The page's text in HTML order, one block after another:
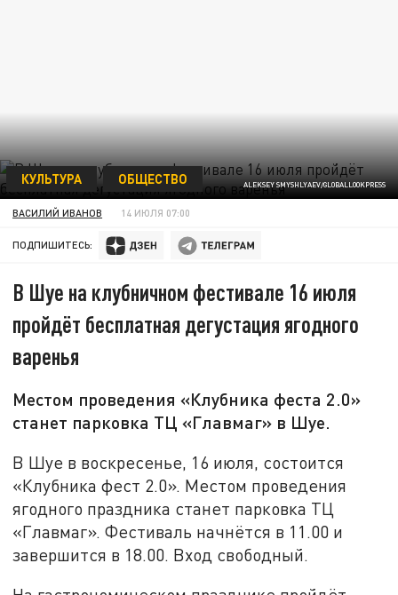
ALEKSEY SMYSHLYAEV/GLOBALLOOKPRESS
КУЛЬТУРА ОБЩЕСТВО
ВАСИЛИЙ ИВАНОВ 14 ИЮЛЯ 07:00
ПОДПИШИТЕСЬ:
В Шуе на клубничном фестивале 16 июля
пройдёт бесплатная дегустация ягодного
варенья
Местом проведения «Клубника феста 2.0»
станет парковка ТЦ «Главмаг» в Шуе.
В Шуе в воскресенье, 16 июля, состоится
«Клубника фест 2.0». Местом проведения
ягодного праздника станет парковка ТЦ
«Главмаг». Фестиваль начнётся в 11.00 и
завершится в 18.00. Вход свободный.